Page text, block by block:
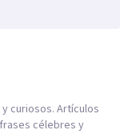
curiosos. Artículos
célebres y